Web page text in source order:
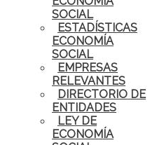
SOCIAL
ESTADÍSTICAS
ECONOMÍA
SOCIAL
EMPRESAS
RELEVANTES
DIRECTORIO DE
ENTIDADES
LEY DE
ECONOMÍA